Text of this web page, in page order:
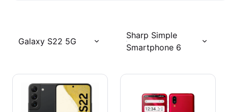
Galaxy S22 5G
Sharp Simple
Smartphone 6